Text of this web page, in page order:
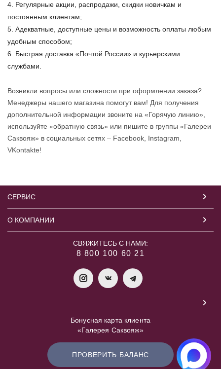
Регулярные акции, распродажи, скидки новичкам и
постоянным клиентам;
Адекватные, доступные цены и возможность оплаты любым
удобным способом;
Быстрая доставка «Почтой России» и курьерскими
службами.
Возникли вопросы или сложности при оформлении заказа?
Менеджеры нашего магазина помогут вам! Для получения
дополнительной информации звоните на «Горячую линию»,
используйте «обратную связь» или пишите в группы «Галереи
Саквояж» в социальных сетях – Facebook, Instagram,
VKontakte!
СЕРВИС
О КОМПАНИИ
СВЯЖИТЕСЬ С НАМИ:
8 800 100 60 21
Бонусная карта клиента
«Галерея Саквояж»
ПРОВЕРИТЬ БАЛАНС